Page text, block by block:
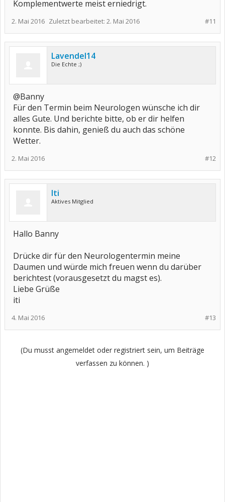
Komplementwerte meist erniedrigt.
#11
2. Mai 2016 Zuletzt bearbeitet: 2. Mai 2016
Lavendel14
Die Echte ;)
@Banny
Für den Termin beim Neurologen wünsche ich dir
alles Gute. Und berichte bitte, ob er dir helfen
konnte. Bis dahin, genieß du auch das schöne
Wetter.
#12
2. Mai 2016
Iti
Aktives Mitglied
Hallo Banny
Drücke dir für den Neurologentermin meine
Daumen und würde mich freuen wenn du darüber
berichtest (vorausgesetzt du magst es).
Liebe Grüße
iti
#13
4. Mai 2016
(Du musst angemeldet oder registriert sein, um Beiträge
verfassen zu können. )